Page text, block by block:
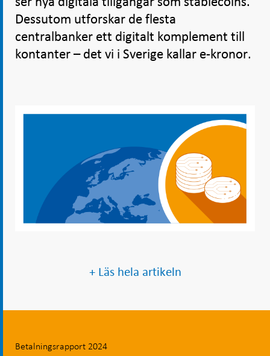
Dessutom utforskar de flesta
centralbanker ett digitalt komplement till
kontanter – det vi i Sverige kallar e-kronor.
+ Läs hela artikeln
Betalningsrapport 2024